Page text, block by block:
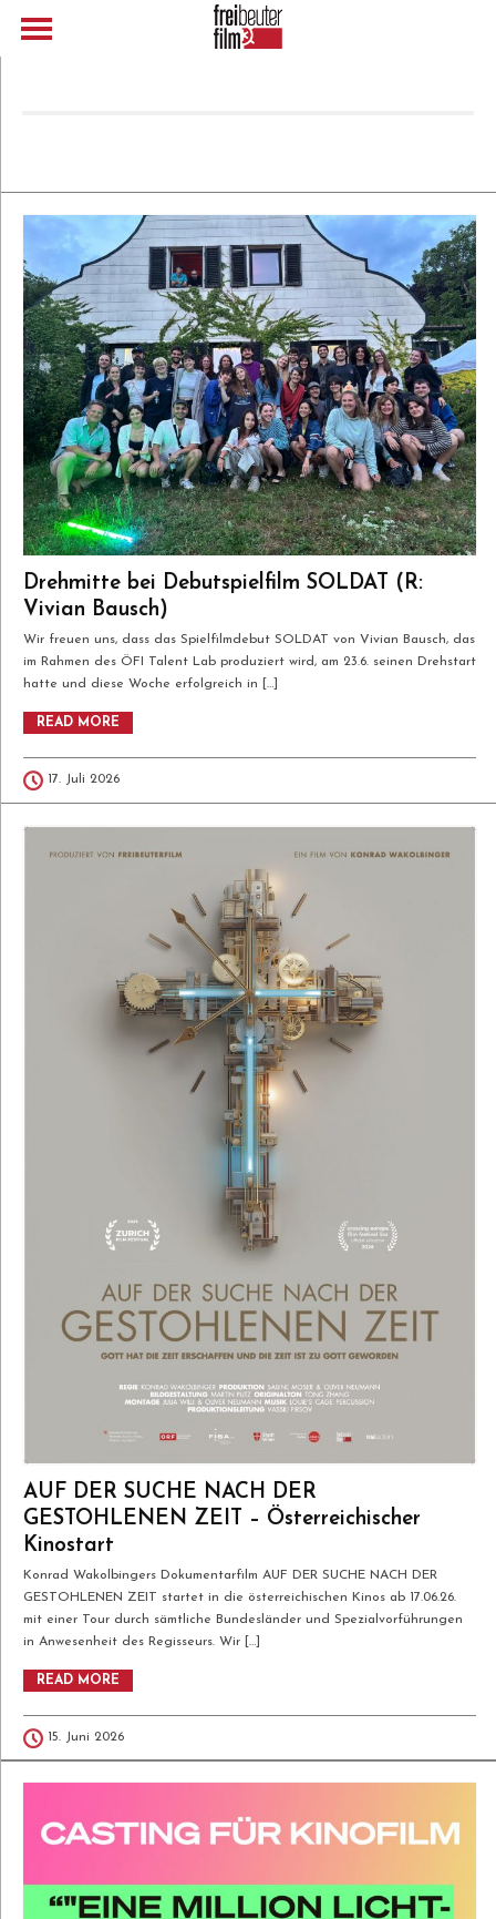
Drehmitte bei Debutspielfilm SOLDAT (R:
Vivian Bausch)
Wir freuen uns, dass das Spielfilmdebut SOLDAT von Vivian Bausch, das
im Rahmen des ÖFI Talent Lab produziert wird, am 23.6. seinen Drehstart
hatte und diese Woche erfolgreich in […]
READ MORE
17. Juli 2026
AUF DER SUCHE NACH DER
GESTOHLENEN ZEIT – Österreichischer
Kinostart
Konrad Wakolbingers Dokumentarfilm AUF DER SUCHE NACH DER
GESTOHLENEN ZEIT startet in die österreichischen Kinos ab 17.06.26.
mit einer Tour durch sämtliche Bundesländer und Spezialvorführungen
in Anwesenheit des Regisseurs. Wir […]
READ MORE
15. Juni 2026